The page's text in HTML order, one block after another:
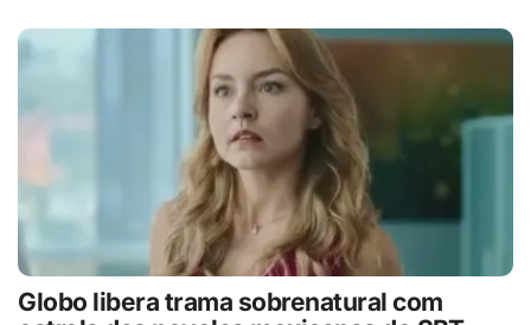
Globo libera trama sobrenatural com